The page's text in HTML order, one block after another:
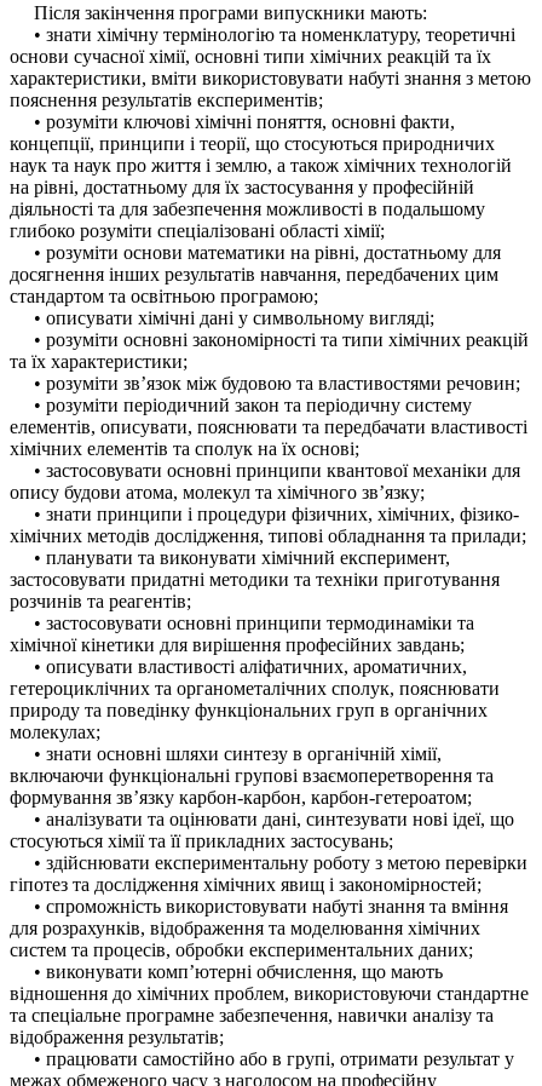
Після закінчення програми випускники мають:
• знати хімічну термінологію та номенклатуру, теоретичні
основи сучасної хімії, основні типи хімічних реакцій та їх
характеристики, вміти використовувати набуті знання з метою
пояснення результатів експериментів;
• розуміти ключові хімічні поняття, основні факти,
концепції, принципи і теорії, що стосуються природничих
наук та наук про життя і землю, а також хімічних технологій
на рівні, достатньому для їх застосування у професійній
діяльності та для забезпечення можливості в подальшому
глибоко розуміти спеціалізовані області хімії;
• розуміти основи математики на рівні, достатньому для
досягнення інших результатів навчання, передбачених цим
стандартом та освітньою програмою;
• описувати хімічні дані у символьному вигляді;
• розуміти основні закономірності та типи хімічних реакцій
та їх характеристики;
• розуміти зв’язок між будовою та властивостями речовин;
• розуміти періодичний закон та періодичну систему
елементів, описувати, пояснювати та передбачати властивості
хімічних елементів та сполук на їх основі;
• застосовувати основні принципи квантової механіки для
опису будови атома, молекул та хімічного зв’язку;
• знати принципи і процедури фізичних, хімічних, фізико-
хімічних методів дослідження, типові обладнання та прилади;
• планувати та виконувати хімічний експеримент,
застосовувати придатні методики та техніки приготування
розчинів та реагентів;
• застосовувати основні принципи термодинаміки та
хімічної кінетики для вирішення професійних завдань;
• описувати властивості аліфатичних, ароматичних,
гетероциклічних та органометалічних сполук, пояснювати
природу та поведінку функціональних груп в органічних
молекулах;
• знати основні шляхи синтезу в органічній хімії,
включаючи функціональні групові взаємоперетворення та
формування зв’язку карбон-карбон, карбон-гетероатом;
• аналізувати та оцінювати дані, синтезувати нові ідеї, що
стосуються хімії та її прикладних застосувань;
• здійснювати експериментальну роботу з метою перевірки
гіпотез та дослідження хімічних явищ і закономірностей;
• спроможність використовувати набуті знання та вміння
для розрахунків, відображення та моделювання хімічних
систем та процесів, обробки експериментальних даних;
• виконувати комп’ютерні обчислення, що мають
відношення до хімічних проблем, використовуючи стандартне
та спеціальне програмне забезпечення, навички аналізу та
відображення результатів;
• працювати самостійно або в групі, отримати результат у
межах обмеженого часу з наголосом на професійну